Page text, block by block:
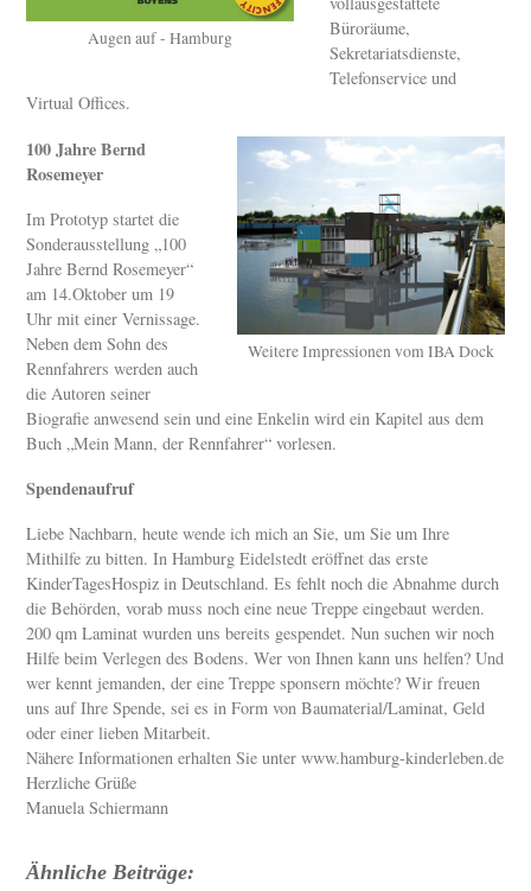
Augen auf - Hamburg
Büroräume,
Sekretariatsdienste,
Telefonservice und
Virtual Offices.
Weitere Impressionen vom IBA Dock
100 Jahre Bernd
Rosemeyer
Im Prototyp startet die
Sonderausstellung „100
Jahre Bernd Rosemeyer“
am 14.Oktober um 19
Uhr mit einer Vernissage.
Neben dem Sohn des
Rennfahrers werden auch
die Autoren seiner
Biografie anwesend sein und eine Enkelin wird ein Kapitel aus dem
Buch „Mein Mann, der Rennfahrer“ vorlesen.
Spendenaufruf
Liebe Nachbarn, heute wende ich mich an Sie, um Sie um Ihre
Mithilfe zu bitten. In Hamburg Eidelstedt eröffnet das erste
KinderTagesHospiz in Deutschland. Es fehlt noch die Abnahme durch
die Behörden, vorab muss noch eine neue Treppe eingebaut werden.
200 qm Laminat wurden uns bereits gespendet. Nun suchen wir noch
Hilfe beim Verlegen des Bodens. Wer von Ihnen kann uns helfen? Und
wer kennt jemanden, der eine Treppe sponsern möchte? Wir freuen
uns auf Ihre Spende, sei es in Form von Baumaterial/Laminat, Geld
oder einer lieben Mitarbeit.
Nähere Informationen erhalten Sie unter www.hamburg-kinderleben.de
Herzliche Grüße
Manuela Schiermann
Ähnliche Beiträge: